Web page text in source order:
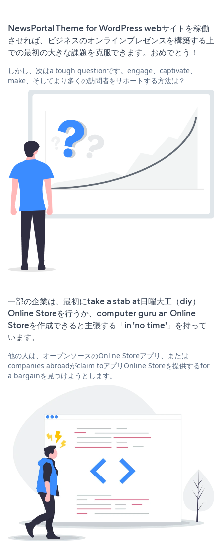
NewsPortal Theme for WordPress webサイトを稼働
させれば、ビジネスのオンラインプレゼンスを構築する上
での最初の大きな課題を克服できます。おめでとう！
しかし、次はa tough questionです。engage、captivate、
make、そしてより多くの訪問者をサポートする方法は？
一部の企業は、最初にtake a stab at日曜大工（diy）
Online Storeを行うか、computer guru an Online
Storeを作成できると主張する「in 'no time'」を持って
います。
他の人は、オープンソースのOnline Storeアプリ、または
companies abroadがclaim toアプリOnline Storeを提供するfor
a bargainを見つけようとします。